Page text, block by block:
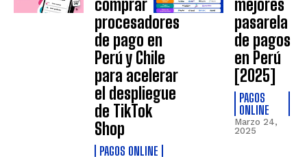
comprar
procesadores
de pago en
Perú y Chile
para acelerar
el despliegue
de TikTok
Shop
PAGOS ONLINE
mejores
pasarela
de pagos
en Perú
[2025]
PAGOS
ONLINE
Marzo 24,
2025